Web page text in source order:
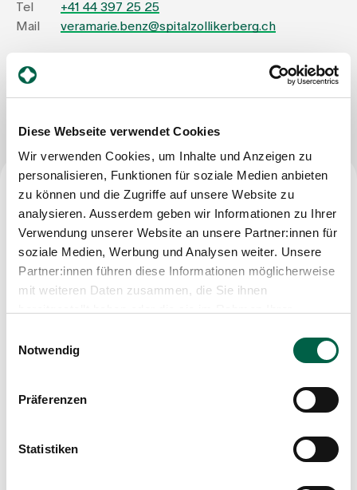
Diese Webseite verwendet Cookies
Wir verwenden Cookies, um Inhalte und Anzeigen zu
personalisieren, Funktionen für soziale Medien anbieten
zu können und die Zugriffe auf unsere Website zu
analysieren. Ausserdem geben wir Informationen zu Ihrer
Verwendung unserer Website an unsere Partner:innen für
soziale Medien, Werbung und Analysen weiter. Unsere
Partner:innen führen diese Informationen möglicherweise
mit weiteren Daten zusammen, die Sie ihnen
Notwendig
Präferenzen
Statistiken
About us
Jobs & Career
Contact us
Blog
Media
Publications
Tel
+41 44 397 25 25
Mail
veramarie.benz@spitalzollikerberg.ch
Write Message
Occupation
Qualified Nurse (HF)
Blog article